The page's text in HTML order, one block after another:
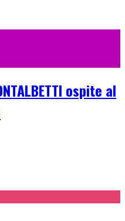
ospite al